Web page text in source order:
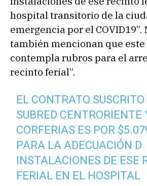
hospital transitorio de la
emergencia por el COVID19”.
también mencionan que este
contempla rubros para el
recinto ferial”.
EL CONTRATO
SUBRED CENTRORIENTE
CORFERIAS ES POR
PARA LA ADECUACIÓN D
INSTALACIONES DE ESE
FERIAL EN EL HOSPITAL